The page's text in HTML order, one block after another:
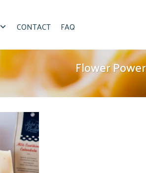
CONTACT FAQ
Flower Power